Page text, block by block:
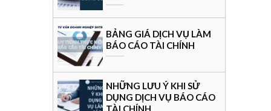
BẢNG GIÁ DỊCH VỤ LÀM
BÁO CÁO TÀI CHÍNH
NHỮNG LƯU Ý KHI SỬ
DỤNG DỊCH VỤ BÁO CÁO
TÀI CHÍNH